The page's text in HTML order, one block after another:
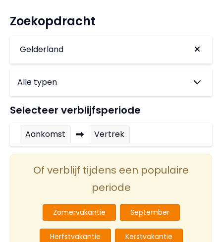
Zoekopdracht
Gelderland
Selecteer verblijfsperiode
Aankomst Vertrek
Of verblijf tijdens een populaire
periode
Zomervakantie September
Herfstvakantie Kerstvakantie